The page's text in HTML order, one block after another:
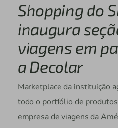
Shopping do
inaugura
viagens em
a Decolar
Marketplace da instituição
todo o portfólio de
empresa de viagens da